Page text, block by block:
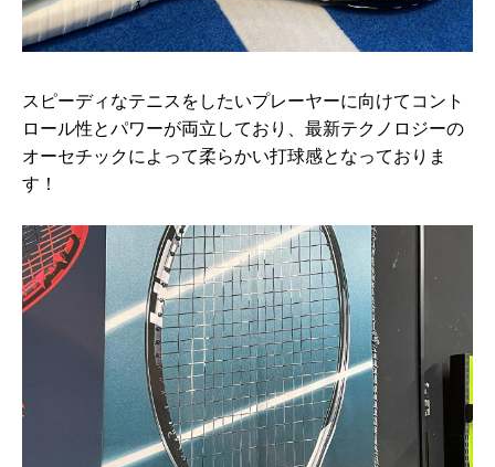
スピーディなテニスをしたいプレーヤーに向けてコント
ロール性とパワーが両立しており、最新テクノロジーの
オーセチックによって柔らかい打球感となっておりま
す！